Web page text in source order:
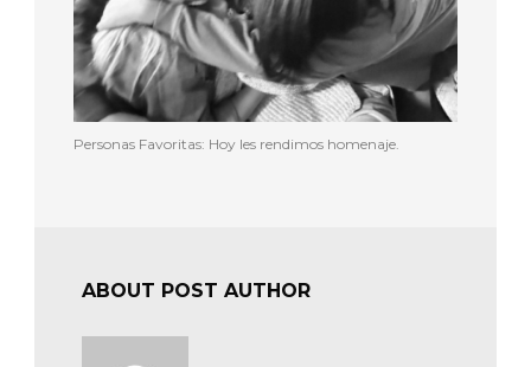
Personas Favoritas: Hoy les rendimos homenaje.
ABOUT POST AUTHOR